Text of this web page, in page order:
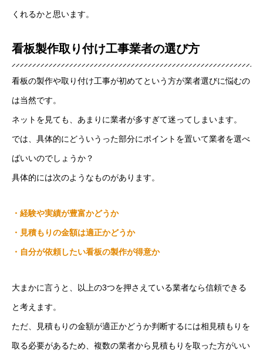
くれるかと思います。
看板製作取り付け工事業者の選び方
看板の製作や取り付け工事が初めてという方が業者選びに悩むの
は当然です。
ネットを見ても、あまりに業者が多すぎて迷ってしまいます。
では、具体的にどういうった部分にポイントを置いて業者を選べ
ばいいのでしょうか？
具体的には次のようなものがあります。
・経験や実績が豊富かどうか
・見積もりの金額は適正かどうか
・自分が依頼したい看板の製作が得意か
大まかに言うと、以上の3つを押さえている業者なら信頼できる
と考えます。
ただ、見積もりの金額が適正かどうか判断するには相見積もりを
取る必要があるため、複数の業者から見積もりを取った方がいい